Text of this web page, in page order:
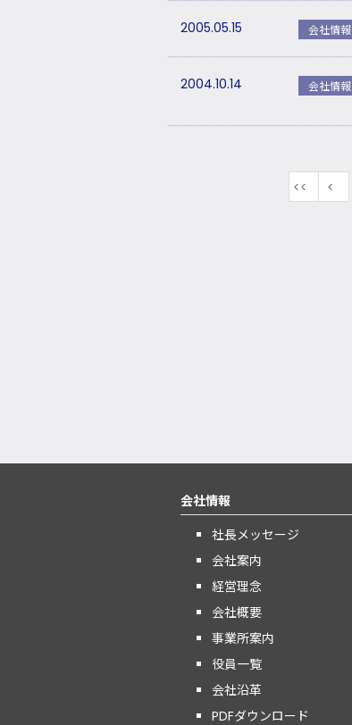
2005.05.15 会社情報
2004.10.14 会社情報
最初
会社情報
社長メッセージ
会社案内
経営理念
会社概要
事業所案内
役員一覧
会社沿革
PDFダウンロード